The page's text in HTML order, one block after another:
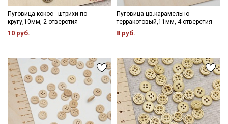
Пуговица кокос - штрихи по
кругу,10мм, 2 отверстия
10 руб.
Пуговица цв.карамельно-
терракотовый,11мм, 4 отверстия
8 руб.